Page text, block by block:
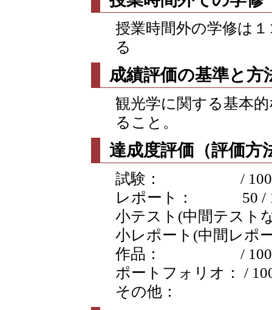
授業時間外の学修は
る
成績評価の基準と方
観光学に関する基本
ること。
達成度評価（評価方
試験： / 100
レポート： 50 /
小テスト(中間テスト
小レポート(中間レポ
作品： / 100
ポートフォリオ： /
その他：